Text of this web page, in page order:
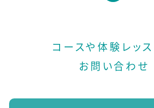
コースや体験レッ
お問い合わせ